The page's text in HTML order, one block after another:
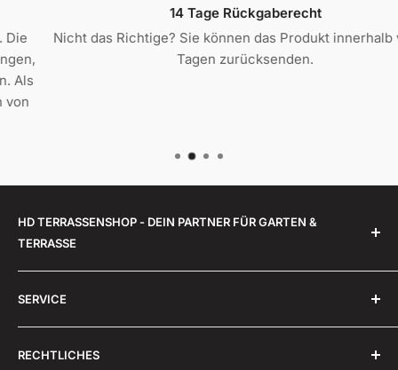
14 Tage Rückgaberecht
Nicht das Richtige? Sie können das Produkt innerhalb von 14
Tagen zurücksenden.
HD TERRASSENSHOP - DEIN PARTNER FÜR GARTEN &
TERRASSE
Unsere Mission bei HD-Terrassenshop GmbH ist es,
Ihre Terrasse in eine echte Wohlfühloase zu
verwandeln. Wir möchten, dass Sie die Zeit draußen
genauso genießen können wie drinnen. Mit unseren
SERVICE
Über uns
Montageanleitungen Mülltonnenboxen
RECHTLICHES